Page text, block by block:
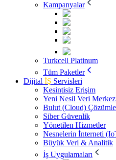
Kampanyalar
Turkcell Platinum
Tüm Paketler
Dijital İŞ Servisleri
Kesintisiz Erişim
Yeni Nesil Veri
Bulut (Cloud)
Siber Güvenlik
Yönetilen Hizmetler
Nesnelerin İnterneti
Büyük Veri & Analitik
İş Uygulamaları